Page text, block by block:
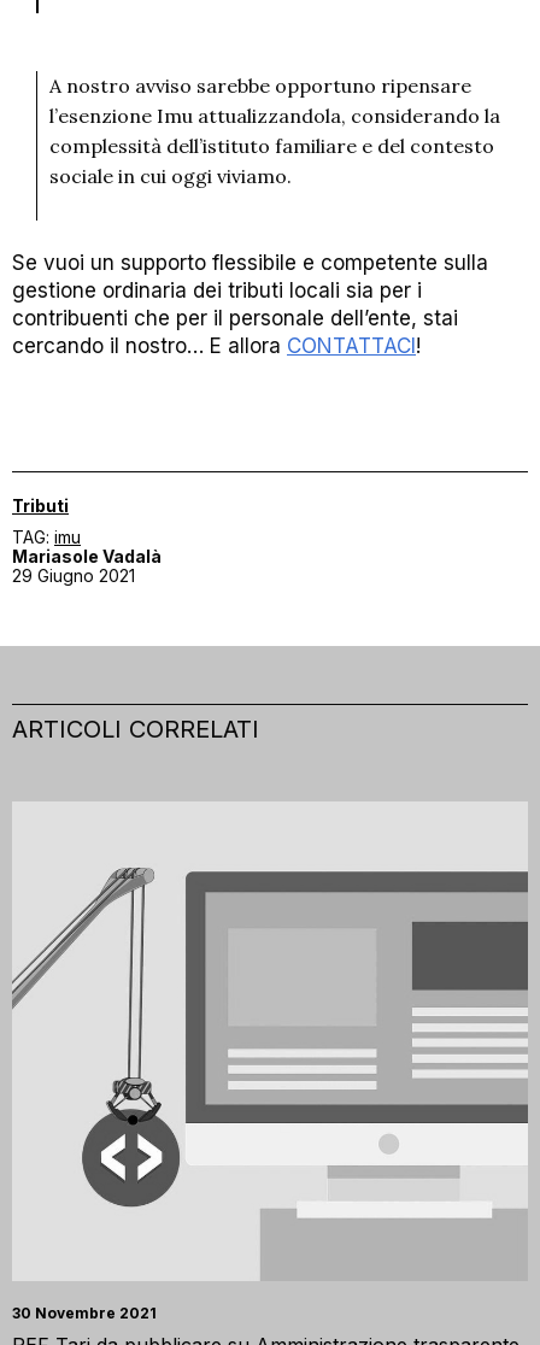
A nostro avviso sarebbe opportuno ripensare
l’esenzione Imu attualizzandola, considerando la
complessità dell’istituto familiare e del contesto
sociale in cui oggi viviamo.
Se vuoi un supporto flessibile e competente sulla
gestione ordinaria dei tributi locali sia per i
contribuenti che per il personale dell’ente, stai
cercando il nostro… E allora CONTATTACI !
Tributi
TAG: imu
Mariasole Vadalà
29 Giugno 2021
ARTICOLI CORRELATI
30 Novembre 2021